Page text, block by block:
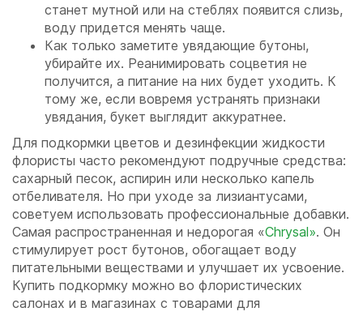
станет мутной или на стеблях появится слизь,
воду придется менять чаще.
Как только заметите увядающие бутоны,
убирайте их. Реанимировать соцветия не
получится, а питание на них будет уходить. К
тому же, если вовремя устранять признаки
увядания, букет выглядит аккуратнее.
Для подкормки цветов и дезинфекции жидкости
флористы часто рекомендуют подручные средства:
сахарный песок, аспирин или несколько капель
отбеливателя. Но при уходе за лизиантусами,
советуем использовать профессиональные добавки.
Самая распространенная и недорогая «Chrysal». Он
стимулирует рост бутонов, обогащает воду
питательными веществами и улучшает их усвоение.
Купить подкормку можно во флористических
салонах и в магазинах с товарами для